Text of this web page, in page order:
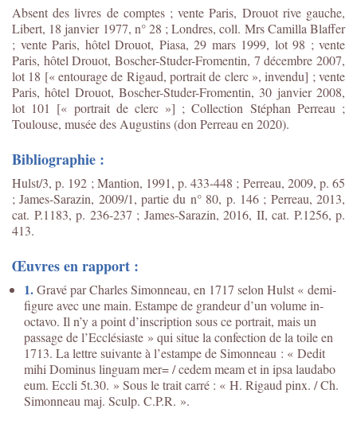
Absent des livres de comptes ; vente Paris, Drouot rive gauche,
Libert, 18 janvier 1977, n° 28 ; Londres, coll. Mrs Camilla Blaffer
; vente Paris, hôtel Drouot, Piasa, 29 mars 1999, lot 98 ; vente
Paris, hôtel Drouot, Boscher-Studer-Fromentin, 7 décembre 2007,
lot 18 [« entourage de Rigaud, portrait de clerc », invendu] ; vente
Paris, hôtel Drouot, Boscher-Studer-Fromentin, 30 janvier 2008,
lot 101 [« portrait de clerc »] ; Collection Stéphan Perreau ;
Toulouse, musée des Augustins (don Perreau en 2020).
Bibliographie :
Hulst/3, p. 192 ; Mantion, 1991, p. 433-448 ; Perreau, 2009, p. 65
; James-Sarazin, 2009/1, partie du n° 80, p. 146 ; Perreau, 2013,
cat. P.1183, p. 236-237 ; James-Sarazin, 2016, II, cat. P.1256, p.
413.
Œuvres en rapport :
1.Gravé par Charles Simonneau, en 1717 selon Hulst « demi-
figure avec une main. Estampe de grandeur d’un volume in-
octavo. Il n’y a point d’inscription sous ce portrait, mais un
passage de l’Ecclésiaste » qui situe la confection de la toile en
1713. La lettre suivante à l’estampe de Simonneau : « Dedit
mihi Dominus linguam mer= / cedem meam et in ipsa laudabo
eum. Eccli 5t.30. » Sous le trait carré : « H. Rigaud pinx. / Ch.
Simonneau maj. Sculp. C.P.R. ».